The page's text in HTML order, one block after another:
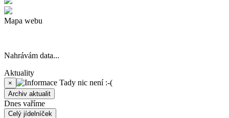
Mapa webu
Nahrávám data...
Aktuality
× Tady nic není :-(
Archiv aktualit
Dnes vaříme
Celý jídelníček